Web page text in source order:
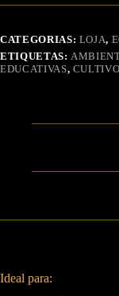
CATEGORIAS: LOJA,
ETIQUETAS:
EDUCATIVAS,
Ideal para: